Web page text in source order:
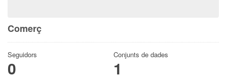
Comerç
Seguidors
0
Conjunts de dades
1